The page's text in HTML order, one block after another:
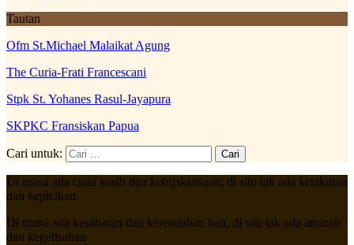
Tautan
Ofm St.Michael Malaikat Agung
The Curia-Frati Francescani
Stpk St. Yohanes Rasul-Jayapura
SKPKC Fransiskan Papua
Cari untuk:
Di mana ada cinta kasih dan kebijaksanaan, di situ tak ada ketakutan
dan kepicikan
Di mana ada kesabaran dan kerendahan hati, di situ tak ada amarah
dan kegelisahan